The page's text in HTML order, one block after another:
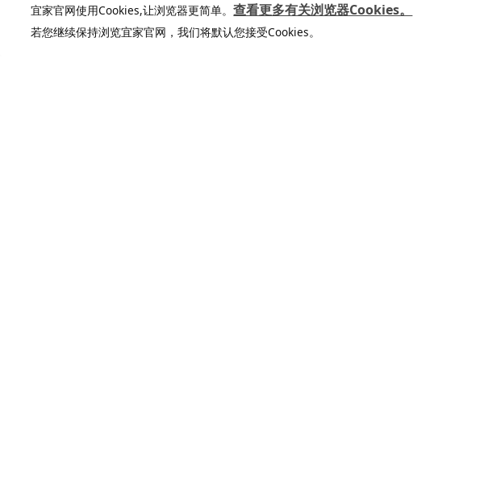
宜家官网使用Cookies,让浏览器更简单。查看更多有关浏览器Cookies。
若您继续保持浏览宜家官网，我们将默认您接受Cookies。